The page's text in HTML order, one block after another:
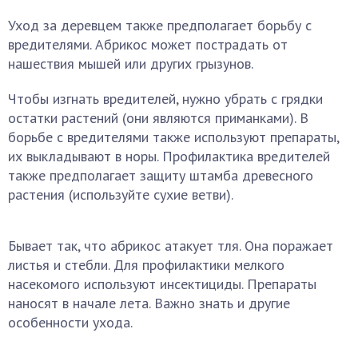
Уход за деревцем также предполагает борьбу с
вредителями. Абрикос может пострадать от
нашествия мышей или других грызунов.
Чтобы изгнать вредителей, нужно убрать с грядки
остатки растений (они являются приманками). В
борьбе с вредителями также используют препараты,
их выкладывают в норы. Профилактика вредителей
также предполагает защиту штамба древесного
растения (используйте сухие ветви).
Бывает так, что абрикос атакует тля. Она поражает
листья и стебли. Для профилактики мелкого
насекомого используют инсектициды. Препараты
наносят в начале лета. Важно знать и другие
особенности ухода.